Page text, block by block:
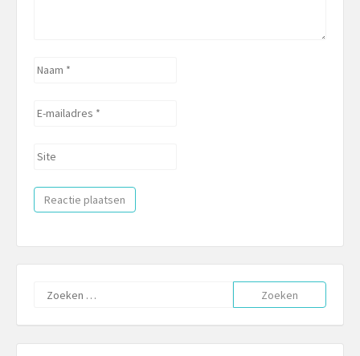
Naam
E-
Site
Zoeken
naar: